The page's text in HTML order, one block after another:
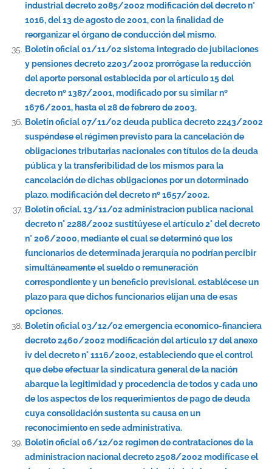
industrial decreto 2085/2002 modificación del decreto n°
1016, del 13 de agosto de 2001, con la finalidad de
reorganizar el órgano de conducción del mismo.
Boletín oficial 01/11/02 sistema integrado de jubilaciones
y pensiones decreto 2203/2002 prorrógase la reducción
del aporte personal establecida por el artículo 15 del
decreto nº 1387/2001, modificado por su similar nº
1676/2001, hasta el 28 de febrero de 2003.
Boletín oficial 07/11/02 deuda publica decreto 2243/2002
suspéndese el régimen previsto para la cancelación de
obligaciones tributarias nacionales con títulos de la deuda
pública y la transferibilidad de los mismos para la
cancelación de dichas obligaciones por un determinado
plazo. modificación del decreto nº 1657/2002.
Boletín oficial. 13/11/02 administracion publica nacional
decreto n° 2288/2002 sustitúyese el artículo 2° del decreto
n° 206/2000, mediante el cual se determinó que los
funcionarios de determinada jerarquía no podrían percibir
simultáneamente el sueldo o remuneración
correspondiente y un beneficio previsional. establécese un
plazo para que dichos funcionarios elijan una de esas
opciones.
Boletín oficial 03/12/02 emergencia economico-financiera
decreto 2460/2002 modificación del artículo 17 del anexo
iv del decreto n° 1116/2002, estableciendo que el control
que debe efectuar la sindicatura general de la nación
abarque la legitimidad y procedencia de todos y cada uno
de los aspectos de los requerimientos de pago de deuda
cuya consolidación sustenta su causa en un
reconocimiento en sede administrativa.
Boletín oficial 06/12/02 regimen de contrataciones de la
administracion nacional decreto 2508/2002 modifícase el